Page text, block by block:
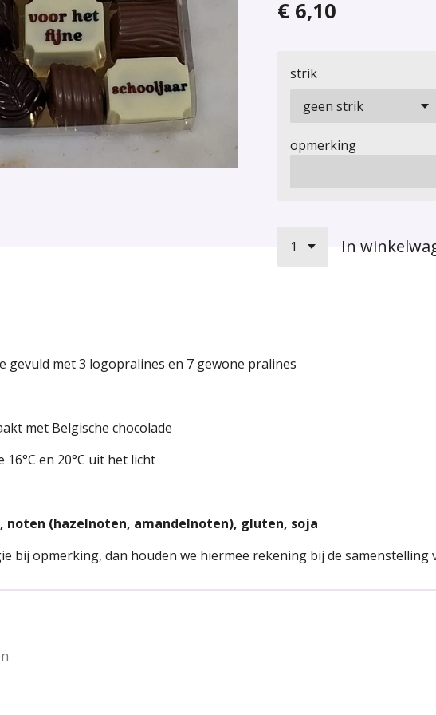
€ 6,10
strik
opmerking
In
gevuld met 3 logopralines en 7 gewone pralines
met Belgische chocolade
en 20°C uit het licht
noten (hazelnoten, amandelnoten), gluten, soja
bij opmerking, dan houden we hiermee rekening bij de samenstelling